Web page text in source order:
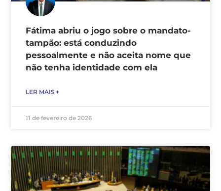
Fátima abriu o jogo sobre o mandato-
tampão: está conduzindo
pessoalmente e não aceita nome que
não tenha identidade com ela
LER MAIS +
11 de fevereiro de 2026